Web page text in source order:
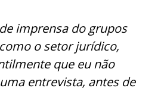
imprensa do grupos
o setor jurídico,
que eu não
entrevista, antes de